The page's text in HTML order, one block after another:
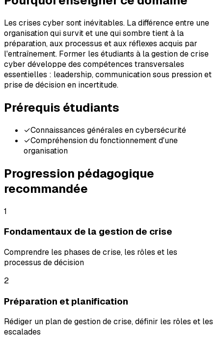
Les crises cyber sont inévitables. La différence entre une
organisation qui survit et une qui sombre tient à la
préparation, aux processus et aux réflexes acquis par
l'entraînement. Former les étudiants à la gestion de crise
cyber développe des compétences transversales
essentielles : leadership, communication sous pression et
prise de décision en incertitude.
Prérequis étudiants
✓Connaissances générales en cybersécurité
✓Compréhension du fonctionnement d'une
organisation
Progression pédagogique
recommandée
1
Fondamentaux de la gestion de crise
Comprendre les phases de crise, les rôles et les
processus de décision
2
Préparation et planification
Rédiger un plan de gestion de crise, définir les rôles et les
escalades